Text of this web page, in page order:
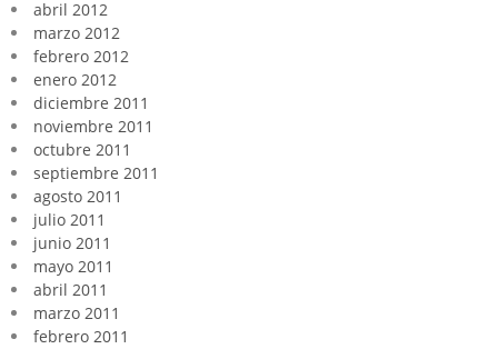
abril 2012
marzo 2012
febrero 2012
enero 2012
diciembre 2011
noviembre 2011
octubre 2011
septiembre 2011
agosto 2011
julio 2011
junio 2011
mayo 2011
abril 2011
marzo 2011
febrero 2011